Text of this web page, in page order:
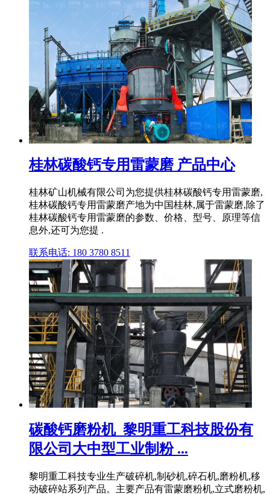
桂林碳酸钙专用雷蒙磨 产品中心
桂林矿山机械有限公司为您提供桂林碳酸钙专用雷蒙磨,
桂林碳酸钙专用雷蒙磨产地为中国桂林,属于雷蒙磨,除了
桂林碳酸钙专用雷蒙磨的参数、价格、型号、原理等信
息外,还可为您提 .
联系电话: 180 3780 8511
碳酸钙磨粉机_黎明重工科技股份有
限公司大中型工业制粉 ...
黎明重工科技专业生产破碎机,制砂机,碎石机,磨粉机,移
动破碎站系列产品。主要产品有雷蒙磨粉机,立式磨粉机,